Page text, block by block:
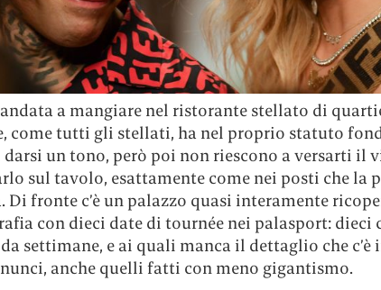
a mangiare nel ristorante stellato di
come tutti gli stellati, ha nel proprio statuto
darsi un tono, però poi non riescono a versarti il
sul tavolo, esattamente come nei posti che la
Di fronte c’è un palazzo quasi interamente
con dieci date di tournée nei palasport: dieci
settimane, e ai quali manca il dettaglio che c’è
anche quelli fatti con meno gigantismo.